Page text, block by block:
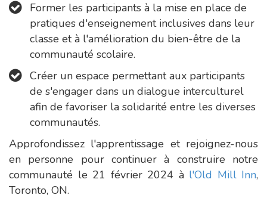
Former les participants à la mise en place de
pratiques d'enseignement inclusives dans leur
classe et à l'amélioration du bien-être de la
communauté scolaire.
Créer un espace permettant aux participants
de s'engager dans un dialogue interculturel
afin de favoriser la solidarité entre les diverses
communautés.
Approfondissez l'apprentissage et rejoignez-nous
en personne pour continuer à construire notre
communauté le 21 février 2024 à l'Old Mill Inn,
Toronto, ON.